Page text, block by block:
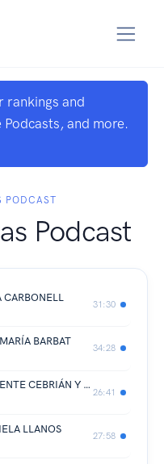
rankings and
and more.
PODCAST
Podcast
31:30
BARBAT
34:28
#30. Vidas Creativas. CLEMENTE CEBRIÁN Y LOLA LÓPEZ
26:41
LLANOS
27:58